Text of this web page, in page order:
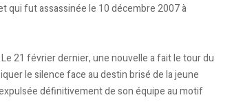
qui fut assassinée le 10 décembre 2007 à
21 février dernier, une nouvelle a fait le tour du
le silence face au destin brisé de la jeune
définitivement de son équipe au motif